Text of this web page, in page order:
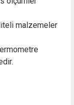
malzemeler